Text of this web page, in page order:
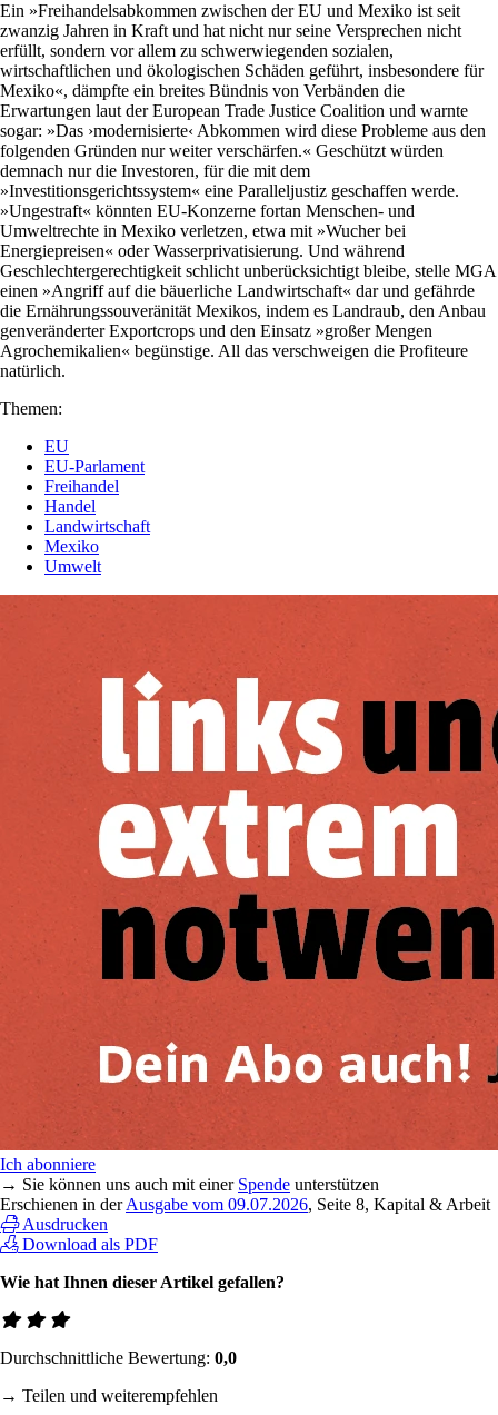
Ein »Freihandelsabkommen zwischen der EU und Mexiko ist seit
zwanzig Jahren in Kraft und hat nicht nur seine Versprechen nicht
erfüllt, sondern vor allem zu schwerwiegenden sozialen,
wirtschaftlichen und ökologischen Schäden geführt, insbesondere für
Mexiko«, dämpfte ein breites Bündnis von Verbänden die
Erwartungen laut der European Trade Justice Coalition und warnte
sogar: »Das ›modernisierte‹ Abkommen wird diese Probleme aus den
folgenden Gründen nur weiter verschärfen.« Geschützt würden
demnach nur die Investoren, für die mit dem
»Investitionsgerichtssystem« eine Paralleljustiz geschaffen werde.
»Ungestraft« könnten EU-Konzerne fortan Menschen- und
Umweltrechte in Mexiko verletzen, etwa mit »Wucher bei
Energiepreisen« oder Wasserprivatisierung. Und während
Geschlechtergerechtigkeit schlicht unberücksichtigt bleibe, stelle MGA
einen »Angriff auf die bäuerliche Landwirtschaft« dar und gefährde
die Ernährungssouveränität Mexikos, indem es Landraub, den Anbau
genveränderter Exportcrops und den Einsatz »großer Mengen
Agrochemikalien« begünstige. All das verschweigen die Profiteure
natürlich.
Themen:
EU
EU-Parlament
Freihandel
Handel
Landwirtschaft
Mexiko
Umwelt
Ich abonniere
→ Sie können uns auch mit einer Spende unterstützen
Erschienen in derAusgabe vom 09.07.2026, Seite 8, Kapital & Arbeit
Ausdrucken
Download als PDF
Wie hat Ihnen dieser Artikel gefallen?
Durchschnittliche Bewertung: 0,0
→ Teilen und weiterempfehlen